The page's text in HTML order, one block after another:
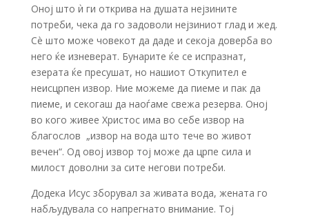
Оној што ѝ ги открива на душата нејзините
потреби, чека да го задоволи нејзиниот глад и жед.
Сè што може човекот да даде и секоја доверба во
него ќе изневерат. Бунарите ќе се испразнат,
езерата ќе пресушат, но нашиот Откупител е
неисцрпен извор. Ние можеме да пиеме и пак да
пиеме, и секогаш да наоѓаме свежа резерва. Оној
во кого живее Христос има во себе извор на
благослов ­ „извор на вода што тече во живот
вечен“. Од овој извор тој може да црпе сила и
милост доволни за сите негови потреби.
Додека Исус зборувал за живата вода, жената го
набљудувала со напрегнато внимание. Тој